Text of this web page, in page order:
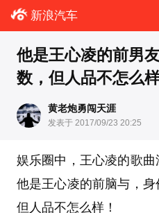
新浪汽车
他是王心凌的前男
数，但人品不怎么样
黄老炮勇闯天涯
发表于 2017/09/23 20:25
娱乐圈中，王心凌的歌
他是王心凌的前脑与，身
但人品不怎么样！